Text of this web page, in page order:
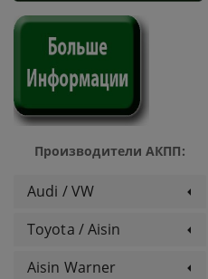
Производители АКПП:
Audi / VW
Toyota / Aisin
Aisin Warner